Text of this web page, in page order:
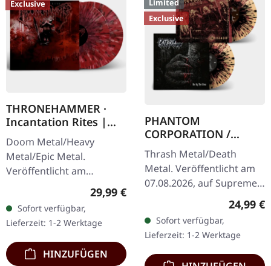
Exclusive
THRONEHAMMER ·
Incantation Rites |
SPLATTER 2LP
Doom Metal/Heavy
Metal/Epic Metal.
Veröffentlicht am
21.10.2022, auf Supreme
Chaos Records. SCR-
exklusives Transparent
Rot/Schwarz/Weiß…
Regulärer Preis:
29,99 €
Sofort verfügbar,
Lieferzeit: 1-2 Werktage
HINZUFÜGEN
Limited
Exclusive
PHANTOM
CORPORATION /
CATBREATH ·
Commando / Die By
The Claw |
ORANGE/BLACK/RED
Thrash Metal/Death
Metal. Veröffentlicht am
07.08.2026, auf Supreme
Chaos Records. Oranges
Vinyl mit schwarzen und
roten Splattern im
schweren…
24,99 €
Sofort verfügbar,
Lieferzeit: 1-2 Werktage